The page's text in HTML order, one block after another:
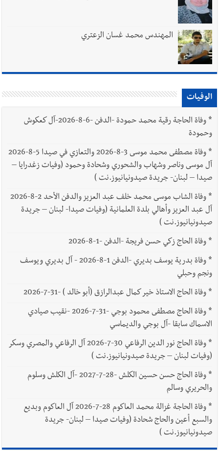
المهندس محمد غسان الزعتري
الوفيات
*
وفاة الحاجة رقية محمد حمودة -الدفن -6-8-2026-آل كعكوش
وحمودة
*
وفاة مصطفى محمد موسى 3-8-2026 والتعازي في صيدا 5-8-2026
آل موسى وناصر وشهاب والشحوري وشحادة وحمود (وفيات زغدرايا –
صيدا – لبنان- جريدة صيدونيانيوز.نت )
*
وفاة الشاب موسى محمد خلف عبد العزيز والدفن الأحد 2-8-2026
آل عبد العزيز وأهالي بلدة العلمانية (وفيات صيدا- لبنان – جريدة
صيدونيانيوز.نت )
*وفاة الحاج زكي حسن فريجة -الدفن -1-8-2026
*
وفاة بدرية يوسف بديري -الدفن 1-8-2026 - آل بديري ويوسف
ونجم وحبلي
*وفاة الحاج الاستاذ خير كمال عبدالرازق (أبو خالد ) -31-7-2026
*
وفاة الحاج مصطفى محمود بوجي -31-7-2026 -نقيب صيادي
الاسماك سابقا -آل بوجي والديماسي
*
وفاة الحاج نور الدين الرفاعي 30-7-2026 آل الرفاعي والمصري وسكر
(وفيات لبنان – جريدة صيدونيانيوز.نت )
*
وفاة الحاج حسن حسين الكلش -28-7-2027 -آل الكلش وسلوم
والحريري وسالم
*
وفاة الحاجة غزالة محمد العاكوم 28-7-2026 آل العاكوم وبديع
والسبع أعين والحاج شحادة (وفيات صيدا – لبنان- جريدة
صيدونيانيوز.نت )